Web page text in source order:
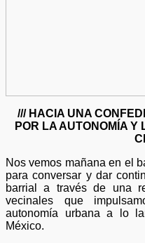
/// HACIA UNA
POR LA AUTONOMÍA Y
Nos vemos mañana en el
para conversar y dar
barrial a través de una
vecinales que
autonomía urbana a lo
México.